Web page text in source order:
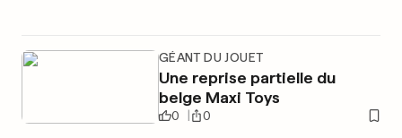
GÉANT DU JOUET
Une reprise partielle du
belge Maxi Toys
0 0